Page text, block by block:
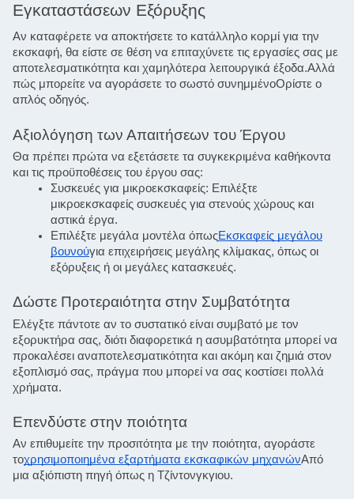
Εγκαταστάσεων Εξόρυξης
Αν καταφέρετε να αποκτήσετε το κατάλληλο κορμί για την
εκσκαφή, θα είστε σε θέση να επιταχύνετε τις εργασίες σας με
αποτελεσματικότητα και χαμηλότερα λειτουργικά έξοδα.Αλλά
πώς μπορείτε να αγοράσετε το σωστό συνημμένοΟρίστε ο
απλός οδηγός.
Αξιολόγηση των Απαιτήσεων του Έργου
Θα πρέπει πρώτα να εξετάσετε τα συγκεκριμένα καθήκοντα
και τις προϋποθέσεις του έργου σας:
Συσκευές για μικροεκσκαφείς: Επιλέξτε
μικροεκσκαφείς συσκευές για στενούς χώρους και
αστικά έργα.
Επιλέξτε μεγάλα μοντέλα όπωςΕκσκαφείς μεγάλου
βουνούγια επιχειρήσεις μεγάλης κλίμακας, όπως οι
εξόρυξεις ή οι μεγάλες κατασκευές.
Δώστε Προτεραιότητα στην Συμβατότητα
Ελέγξτε πάντοτε αν το συστατικό είναι συμβατό με τον
εξορυκτήρα σας, διότι διαφορετικά η ασυμβατότητα μπορεί να
προκαλέσει αναποτελεσματικότητα και ακόμη και ζημιά στον
εξοπλισμό σας, πράγμα που μπορεί να σας κοστίσει πολλά
χρήματα.
Επενδύστε στην ποιότητα
Αν επιθυμείτε την προσιτότητα με την ποιότητα, αγοράστε
τοχρησιμοποιημένα εξαρτήματα εκσκαφικών μηχανώνΑπό
μια αξιόπιστη πηγή όπως η Τζίντονγκγιου.